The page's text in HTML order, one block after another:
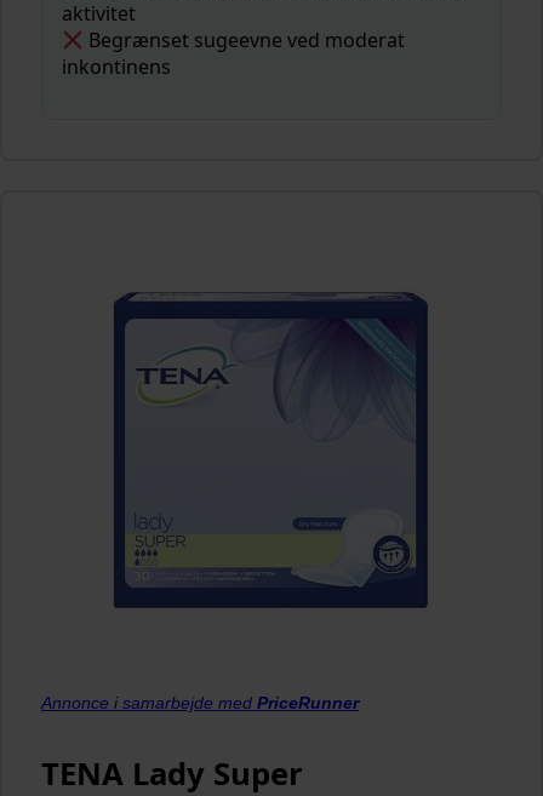
aktivitet
Begrænset sugeevne ved moderat
inkontinens
Annonce i samarbejde med PriceRunner
TENA Lady Super